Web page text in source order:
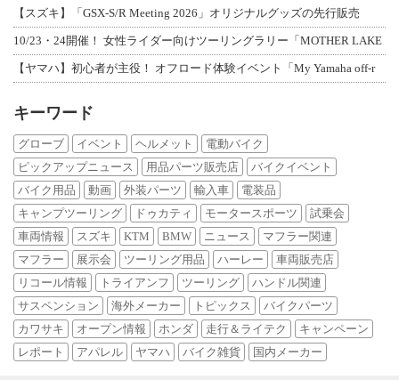
【スズキ】「GSX-S/R Meeting 2026」オリジナルグッズの先行販売
10/23・24開催！ 女性ライダー向けツーリングラリー「MOTHER LAKE
【ヤマハ】初心者が主役！ オフロード体験イベント「My Yamaha off-r
キーワード
グローブ イベント ヘルメット
電動バイク
ピックアップニュース
用品パーツ販売店
バイクイベント
バイク用品
動画 外装パーツ 輸入車
電装品
キャンプツーリング
ドゥカティ モータースポーツ
試乗会
車両情報
スズキ KTM BMW ニュース
マフラー関連
マフラー
展示会 ツーリング用品 ハーレー
車両販売店
リコール情報
トライアンフ ツーリング
ハンドル関連
サスペンション
海外メーカー トピックス
バイクパーツ
カワサキ
オープン情報 ホンダ 走行＆ライテク
キャンペーン
レポート
アパレル ヤマハ バイク雑貨 国内メーカー